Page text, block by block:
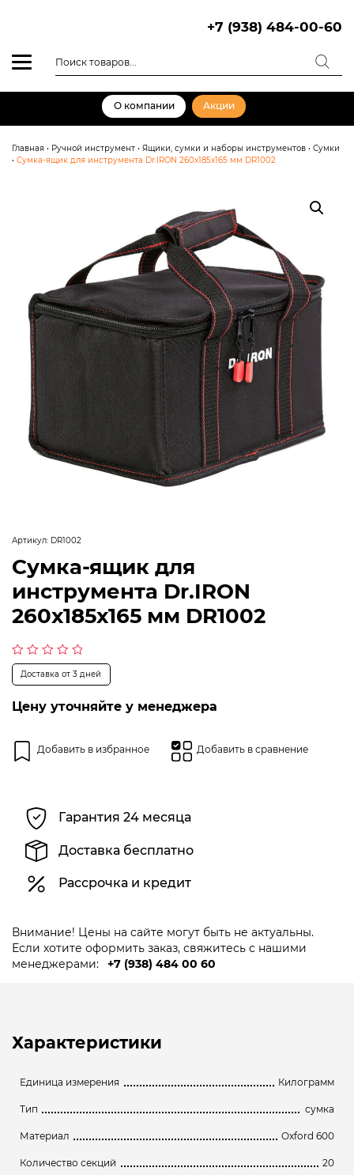
+7 (938) 484-00-60
товаров
О компании Акции
Главная • Ручной инструмент • Ящики, сумки и наборы инструментов • Сумки
• Сумка-ящик для инструмента Dr.IRON 260x185x165 мм DR1002
Артикул: DR1002
Сумка-ящик для
инструмента Dr.IRON
260x185x165 мм DR1002
Оценка
из
Доставка от 3 дней
Цену уточняйте у менеджера
Добавить в избранное Добавить в сравнение
Гарантия 24 месяца
Доставка бесплатно
Рассрочка и кредит
Внимание! Цены на сайте могут быть не актуальны.
Если хотите оформить заказ, свяжитесь с нашими
менеджерами:
+7 (938) 484 00 60
Характеристики
Единица измерения Килограмм
Тип сумка
Материал Oxford 600
Количество секций 20